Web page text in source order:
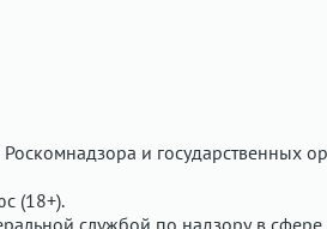
и государственных
(18+).
службой по надзору в